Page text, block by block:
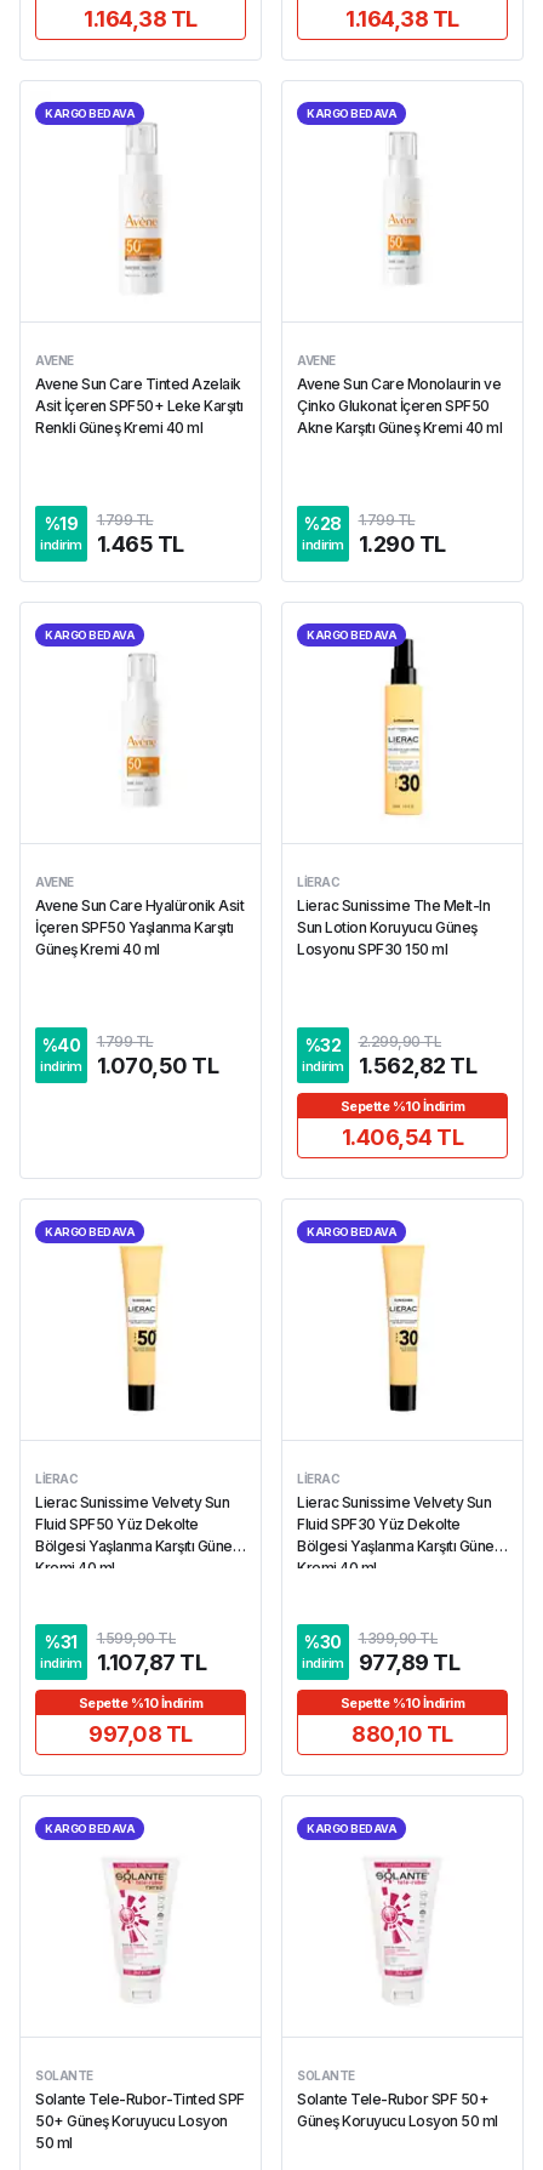
1.164,38 TL 1.164,38 TL
KARGO BEDAVA
AVENE
Avene Sun Care Tinted Azelaik
Asit İçeren SPF50+ Leke Karşıtı
Renkli Güneş Kremi 40 ml
%19
indirim
1.799 TL
1.465 TL
KARGO BEDAVA
AVENE
Avene Sun Care Monolaurin ve
Çinko Glukonat İçeren SPF50
Akne Karşıtı Güneş Kremi 40 ml
%28
indirim
1.799 TL
1.290 TL
KARGO BEDAVA
AVENE
Avene Sun Care Hyalüronik Asit
İçeren SPF50 Yaşlanma Karşıtı
Güneş Kremi 40 ml
%40
indirim
1.799 TL
1.070,50 TL
KARGO BEDAVA
LIERAC
Lierac Sunissime The Melt-In
Sun Lotion Koruyucu Güneş
Losyonu SPF30 150 ml
%32
indirim
2.299,90 TL
1.562,82 TL
Sepette %10 İndirim
1.406,54 TL
KARGO BEDAVA
LIERAC
Lierac Sunissime Velvety Sun
Fluid SPF50 Yüz Dekolte
Bölgesi Yaşlanma Karşıtı Güneş
Kremi 40 ml
%31
indirim
1.599,90 TL
1.107,87 TL
Sepette %10 İndirim
997,08 TL
KARGO BEDAVA
LIERAC
Lierac Sunissime Velvety Sun
Fluid SPF30 Yüz Dekolte
Bölgesi Yaşlanma Karşıtı Güneş
Kremi 40 ml
%30
indirim
1.399,90 TL
977,89 TL
Sepette %10 İndirim
880,10 TL
KARGO BEDAVA
SOLANTE
Solante Tele-Rubor-Tinted SPF
50+ Güneş Koruyucu Losyon
50 ml
KARGO BEDAVA
SOLANTE
Solante Tele-Rubor SPF 50+
Güneş Koruyucu Losyon 50 ml